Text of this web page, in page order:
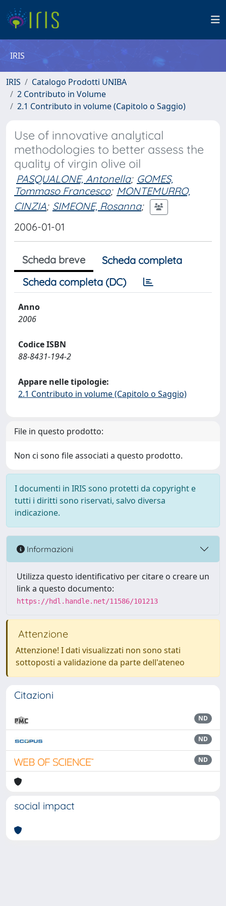
IRIS
IRIS
Catalogo Prodotti UNIBA
2 Contributo in Volume
2.1 Contributo in volume (Capitolo o Saggio)
Use of innovative analytical
methodologies to better assess the
quality of virgin olive oil
PASQUALONE, Antonella; GOMES,
Tommaso Francesco; MONTEMURRO,
CINZIA; SIMEONE, Rosanna;
2006-01-01
Scheda breve
Scheda completa
Scheda completa (DC)
Anno
2006
Codice ISBN
88-8431-194-2
Appare nelle tipologie:
2.1 Contributo in volume (Capitolo o Saggio)
File in questo prodotto:
Non ci sono file associati a questo prodotto.
I documenti in IRIS sono protetti da copyright e
tutti i diritti sono riservati, salvo diversa
indicazione.
Informazioni
Utilizza questo identificativo per citare o creare un
link a questo documento:
https://hdl.handle.net/11586/101213
Attenzione
Attenzione! I dati visualizzati non sono stati
sottoposti a validazione da parte dell'ateneo
Citazioni
ND
ND
ND
social impact